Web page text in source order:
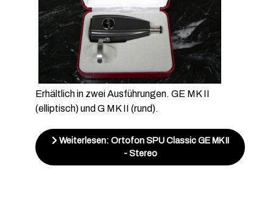
Erhältlich in zwei Ausführungen. GE MK II
(elliptisch) und G MK II (rund).
Weiterlesen: Ortofon SPU Classic GE MK II
- Stereo